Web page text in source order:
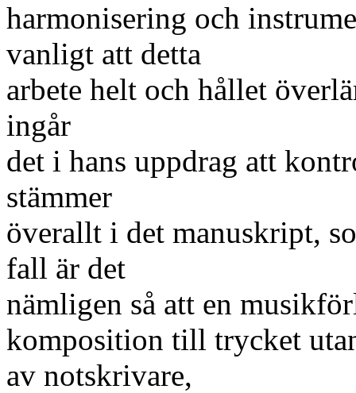
harmonisering och
vanligt att detta
arbete helt och hållet
ingår
det i hans uppdrag att
stämmer
överallt i det manuskript,
fall är det
nämligen så att en
komposition till trycket
av notskrivare,